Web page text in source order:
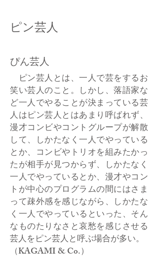
ピン芸人
ぴん芸人
ピン芸人とは、一人で芸をするお
笑い芸人のこと。しかし、落語家な
ど一人でやることが決まっている芸
人はピン芸人とはあまり呼ばれず、
漫才コンビやコントグループが解散
して、しかたなく一人でやっている
とか、コンビやトリオを組みたかっ
たが相手が見つからず、しかたなく
一人でやっているとか、漫才やコン
トが中心のプログラムの間にはさま
って疎外感を感じながら、しかたな
く一人でやっているといった、そん
なものたりなさと哀愁を感じさせる
芸人をピン芸人と呼ぶ場合が多い。
（KAGAMI & Co.）